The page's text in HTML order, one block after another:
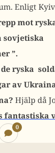
Enligt
mot
sovjetiska
”.
ryska
av
Hjälp då
fantastiska
0